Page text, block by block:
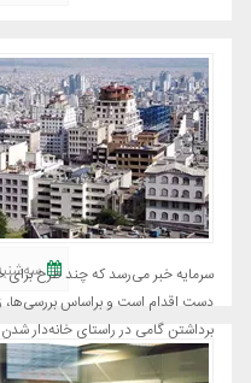
سرمایه خبر می‌رسد که چند طرح
دست اقدام است و براساس بررسی‌ها،
برداشتن گامی در راستای خانه‌دار
ﺳﻪشنبه، 27 خرداد